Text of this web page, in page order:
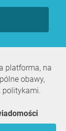
platforma, na
obawy,
politykami.